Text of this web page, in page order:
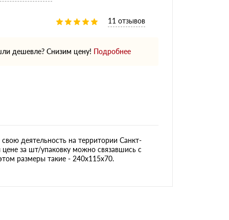
11 отзывов
дешевле? Снизим цену! Подробнее
деятельность на территории Санкт-
за шт/упаковку можно связавшись с
размеры такие - 240х115х70.